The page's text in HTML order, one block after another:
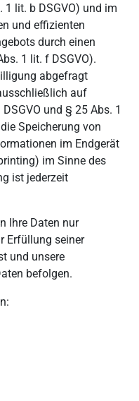
1 lit. b DSGVO) und im
und effizienten
durch einen
1 lit. f DSGVO).
abgefragt
auf
und § 25 Abs. 1
Speicherung von
im Endgerät
im Sinne des
ist jederzeit
Ihre Daten nur
Erfüllung seiner
und unsere
befolgen.